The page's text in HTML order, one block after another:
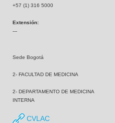
+57 (1) 316 5000
Extensión:
---
Sede Bogotá
2- FACULTAD DE MEDICINA
2- DEPARTAMENTO DE MEDICINA
INTERNA
CVLAC